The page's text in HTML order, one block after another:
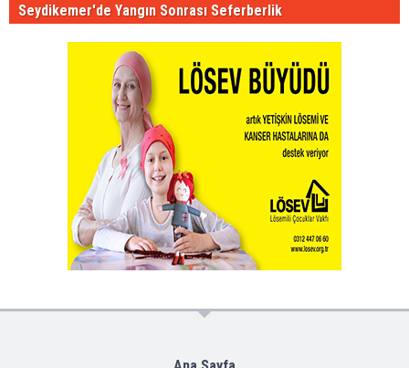
Seydikemer'de Yangın Sonrası Seferberlik